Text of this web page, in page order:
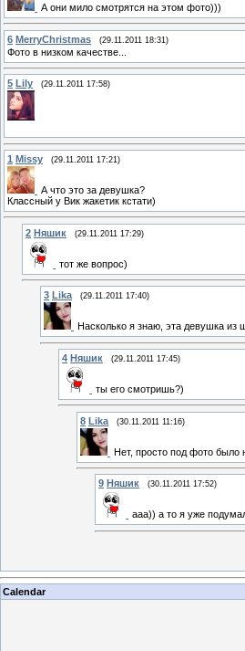
А они мило смотрятся на этом фото)))
6 MerryChristmas (29.11.2011 18:31)
Фото в низком качестве...
5 Lily (29.11.2011 17:58)
1 Missy (29.11.2011 17:21)
А что это за девушка?
Классный у Вик жакетик кстати)
2 Няшик (29.11.2011 17:29)
тот же вопрос)
3 Lika (29.11.2011 17:40)
Насколько я знаю, эта девушка из
4 Няшик (29.11.2011 17:45)
ты его смотришь?)
8 Lika (30.11.2011 11:16)
Нет, просто под фото было
9 Няшик (30.11.2011 17:52)
ааа)) а то я уже
Calendar